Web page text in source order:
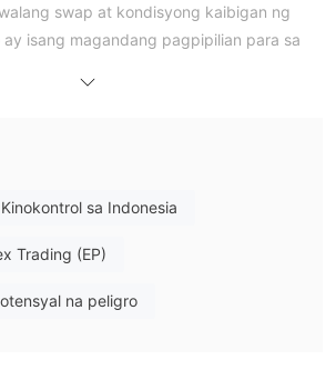
swap at kondisyong kaibigan ng
ay isang magandang pagpipilian para sa
broker sa Indonesia. Mayroon itong
at mula sa
Kinokontrol sa Indonesia
Trading (EP)
na peligro